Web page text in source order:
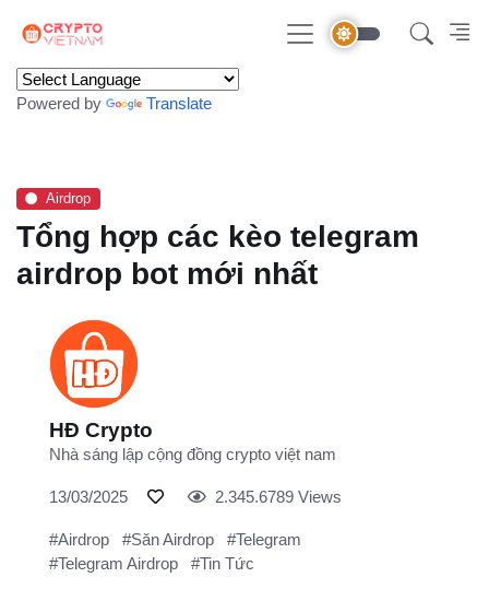
Powered by Translate
Airdrop
Tổng hợp các kèo telegram
airdrop bot mới nhất
HĐ Crypto
Nhà sáng lập cộng đồng crypto việt nam
13/03/2025 2.345.6789 Views
#Airdrop #Săn Airdrop
#Telegram
#Telegram Airdrop
#Tin Tức